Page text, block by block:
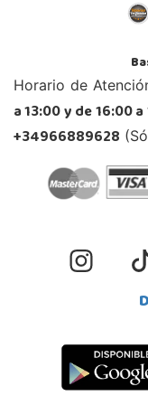
Avd. Alicante,27 (Carretera N-
03820, Cocentaina
965 59 27 53
Localizar Tienda
C/Jade, 8, Centro
Horario de
a 13:00 y de 16:00
+34966889628